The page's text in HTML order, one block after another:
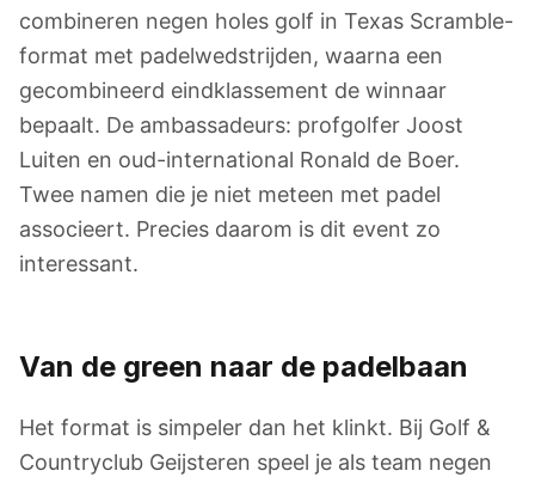
combineren negen holes golf in Texas Scramble-
format met padelwedstrijden, waarna een
gecombineerd eindklassement de winnaar
bepaalt. De ambassadeurs: profgolfer Joost
Luiten en oud-international Ronald de Boer.
Twee namen die je niet meteen met padel
associeert. Precies daarom is dit event zo
interessant.
Van de green naar de padelbaan
Het format is simpeler dan het klinkt. Bij Golf &
Countryclub Geijsteren speel je als team negen